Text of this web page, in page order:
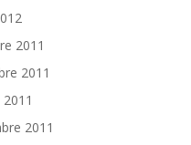
2011
2011
2011